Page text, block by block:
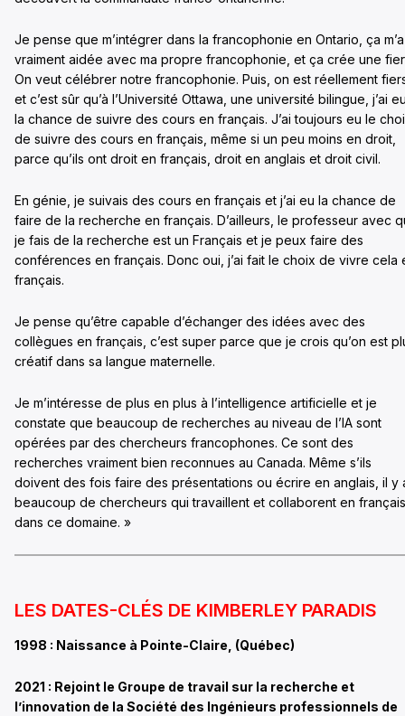
Je pense que m’intégrer dans la francophonie en Ontario, ça m’a
vraiment aidée avec ma propre francophonie, et ça crée une
On veut célébrer notre francophonie. Puis, on est réellement
et c’est sûr qu’à l’Université Ottawa, une université bilingue, j’ai
la chance de suivre des cours en français. J’ai toujours eu le
de suivre des cours en français, même si un peu moins en droit,
parce qu’ils ont droit en français, droit en anglais et droit civil.
En génie, je suivais des cours en français et j’ai eu la chance de
faire de la recherche en français. D’ailleurs, le professeur avec
je fais de la recherche est un Français et je peux faire des
conférences en français. Donc oui, j’ai fait le choix de vivre cela
français.
Je pense qu’être capable d’échanger des idées avec des
collègues en français, c’est super parce que je crois qu’on est
créatif dans sa langue maternelle.
Je m’intéresse de plus en plus à l’intelligence artificielle et je
constate que beaucoup de recherches au niveau de l’IA sont
opérées par des chercheurs francophones. Ce sont des
recherches vraiment bien reconnues au Canada. Même s’ils
doivent des fois faire des présentations ou écrire en anglais, il y
beaucoup de chercheurs qui travaillent et collaborent en français
dans ce domaine. »
LES DATES-CLÉS DE KIMBERLEY PARADIS
1998 : Naissance à Pointe-Claire, (Québec)
2021 : Rejoint le Groupe de travail sur la recherche et
l’innovation de la Société des Ingénieurs professionnels de